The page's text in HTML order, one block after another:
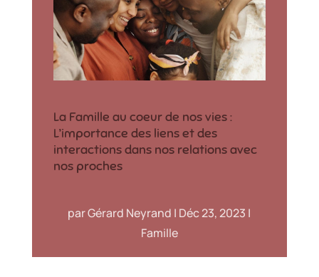
La Famille au coeur de nos vies :
L’importance des liens et des
interactions dans nos relations avec
nos proches
parGérard Neyrand | Déc 23, 2023 |
Famille